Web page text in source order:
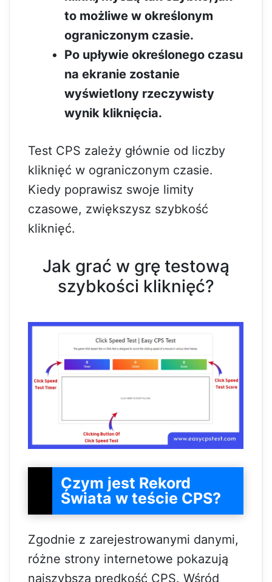
to możliwe w określonym
ograniczonym czasie.
Po upływie określonego czasu
na ekranie zostanie
wyświetlony rzeczywisty
wynik kliknięcia.
Test CPS zależy głównie od liczby
kliknięć w ograniczonym czasie.
Kiedy poprawisz swoje limity
czasowe, zwiększysz szybkość
kliknięć.
Jak grać w grę testową
szybkości kliknięć?
Czym jest Rekord
Świata w teście CPS?
Zgodnie z zarejestrowanymi danymi,
różne strony internetowe pokazują
najszybszą prędkość CPS. Wśród